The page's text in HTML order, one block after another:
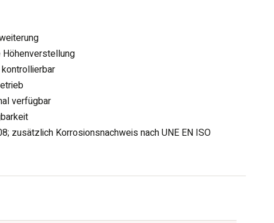
Höhenverstellung
verfügbar
zusätzlich Korrosionsnachweis nach UNE EN ISO